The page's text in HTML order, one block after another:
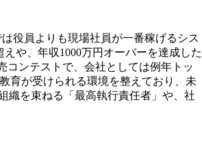
役員よりも現場社員が一番稼げるシス
や、年収1000万円オーバーを達成した
コンテストで、会社としては例年トッ
育が受けられる環境を整えており、未
織を束ねる「最高執行責任者」や、社